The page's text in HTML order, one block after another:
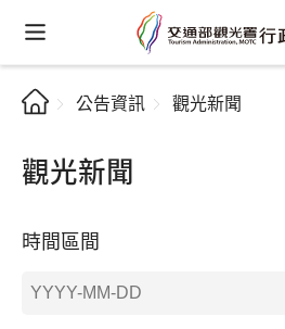
公告資訊 觀光新聞
觀光新聞
時間區間